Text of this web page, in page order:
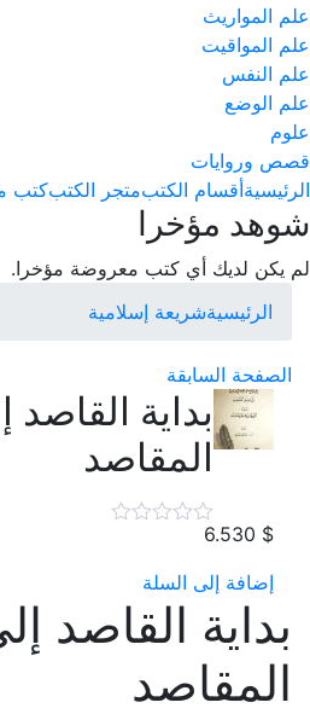
علم المواريث
علم المواقيت
علم النفس
علم الوضع
علوم
قصص وروايات
الرئيسيةأقسام الكتبمتجر الكتبكتب
شوهد مؤخرا
لم يكن لديك أي كتب معروضة مؤخرا.
الرئيسيةشريعة إسلامية
الصفحة السابقة
بداية
المقاصد
6.530 $
إضافة إلى السلة
بداية القاصد
المقاصد